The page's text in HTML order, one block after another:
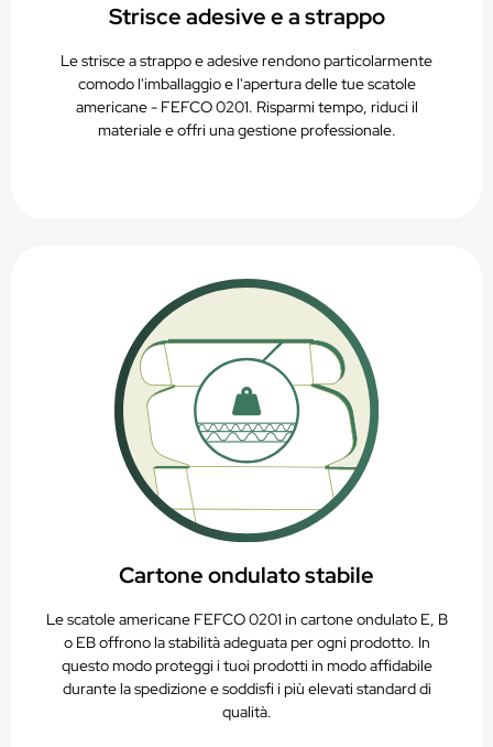
Strisce adesive e a strappo
Le strisce a strappo e adesive rendono particolarmente
comodo l'imballaggio e l'apertura delle tue scatole
americane - FEFCO 0201. Risparmi tempo, riduci il
materiale e offri una gestione professionale.
Cartone ondulato stabile
Le scatole americane FEFCO 0201 in cartone ondulato E, B
o EB offrono la stabilità adeguata per ogni prodotto. In
questo modo proteggi i tuoi prodotti in modo affidabile
durante la spedizione e soddisfi i più elevati standard di
qualità.